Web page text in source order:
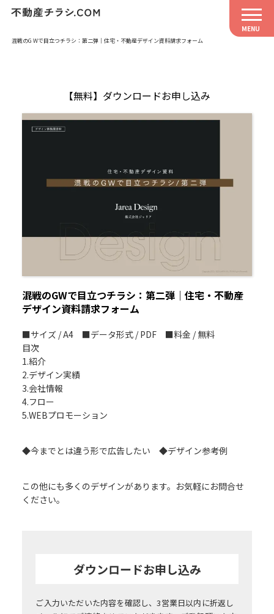
混戦のGWで目立つチラシ：第二弾｜住宅・不動産デザイン資料請求フォーム
【無料】ダウンロードお申し込み
混戦のGWで目立つチラシ：第二弾｜住宅・不動産
デザイン資料請求フォーム
■サイズ / A4 ■データ形式 / PDF ■料金 / 無料
目次
1.紹介
2.デザイン実績
3.会社情報
4.フロー
5.WEBプロモーション
◆今までとは違う形で広告したい ◆デザイン参考例
この他にも多くのデザインがあります。お気軽にお問合せ
ください。
ダウンロードお申し込み
ご入力いただいた内容を確認し、3営業日以内に折返し